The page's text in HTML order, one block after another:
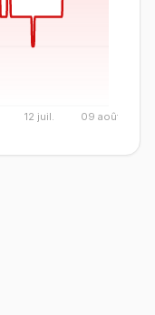
12 juil. 09 août